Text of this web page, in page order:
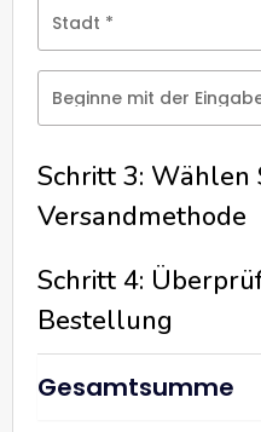
Stadt *
Schritt 3: Wählen
Versandmethode
Schritt 4:
Bestellung
Gesamtsumme